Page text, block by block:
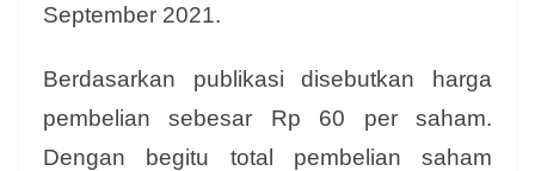
September 2021.
Berdasarkan publikasi disebutkan harga
pembelian sebesar Rp 60 per saham.
Dengan begitu total pembelian saham